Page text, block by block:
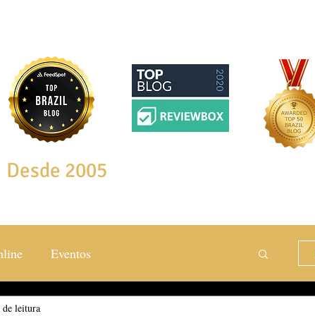
Desde 2005
Eventos
Saúde & Bem Estar
leitura